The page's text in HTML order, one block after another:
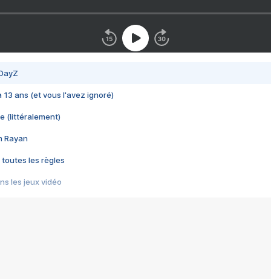
13 ans (et vous l'avez ignoré)
(littéralement)
Rayan
toutes les règles
les jeux vidéo